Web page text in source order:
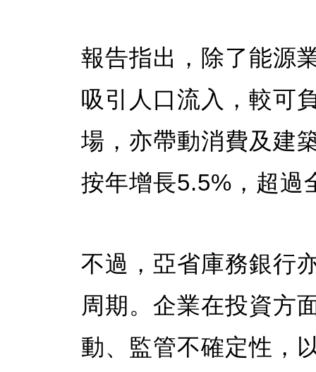
報告指出，除了能源
吸引人口流入，較可
場，亦帶動消費及建
按年增長5.5%，超過
不過，亞省庫務銀行
周期。企業在投資方
動、監管不確定性，